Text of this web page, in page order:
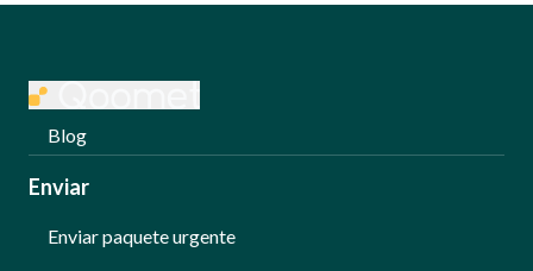
Blog
Enviar
Enviar paquete urgente